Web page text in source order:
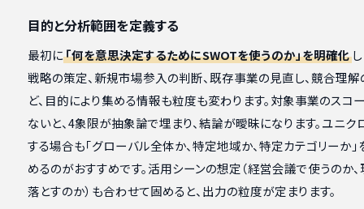
目的と分析範囲を定義する
最初に「何を意思決定するためにSWOTを使うのか」を明確化
戦略の策定、新規市場参入の判断、既存事業の見直し、競合理
ど、目的により集める情報も粒度も変わります。対象事業のスコ
ないと、4象限が抽象論で埋まり、結論が曖昧になります。ユニク
する場合も「グローバル全体か、特定地域か、特定カテゴリーか
めるのがおすすめです。活用シーンの想定（経営会議で使うのか
落とすのか）も合わせて固めると、出力の粒度が定まります。